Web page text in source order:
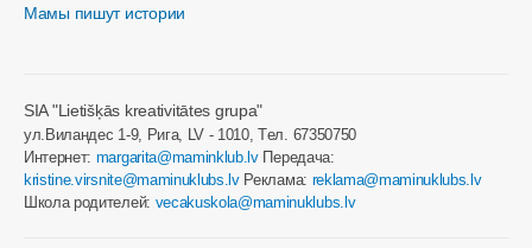
Мамы пишут истории
SIA "Lietišķās kreativitātes grupa"
ул.Виландес 1-9, Рига, LV - 1010, Tел. 67350750
Интернет: margarita@maminklub.lvПередача:
kristine.virsnite@maminuklubs.lvРеклама: reklama@maminuklubs.lv
Школа родителей: vecakuskola@maminuklubs.lv